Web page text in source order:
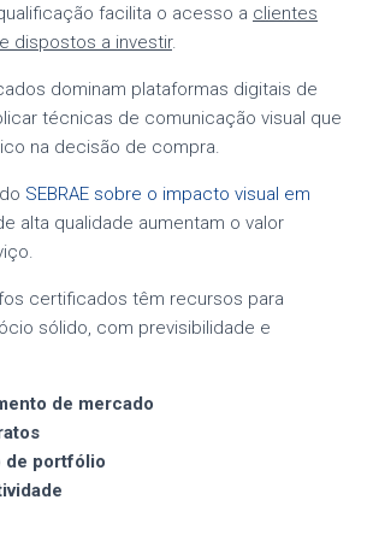
facilita o acesso a clientes
dispostos a investir.
dominam plataformas digitais de
técnicas de comunicação visual que
na decisão de compra.
SEBRAE sobre o impacto visual em
alta qualidade aumentam o valor
certificados têm recursos para
sólido, com previsibilidade e
de mercado
de portfólio